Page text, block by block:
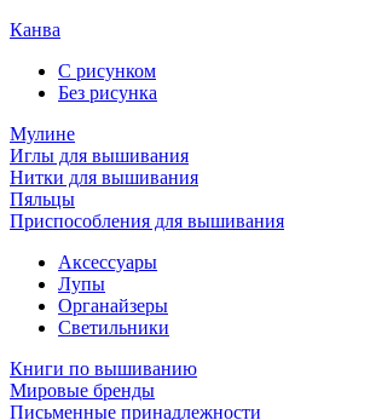
Канва
С рисунком
Без рисунка
Мулине
Иглы для вышивания
Нитки для вышивания
Пяльцы
Приспособления для вышивания
Аксессуары
Лупы
Органайзеры
Светильники
Книги по вышиванию
Мировые бренды
Письменные принадлежности